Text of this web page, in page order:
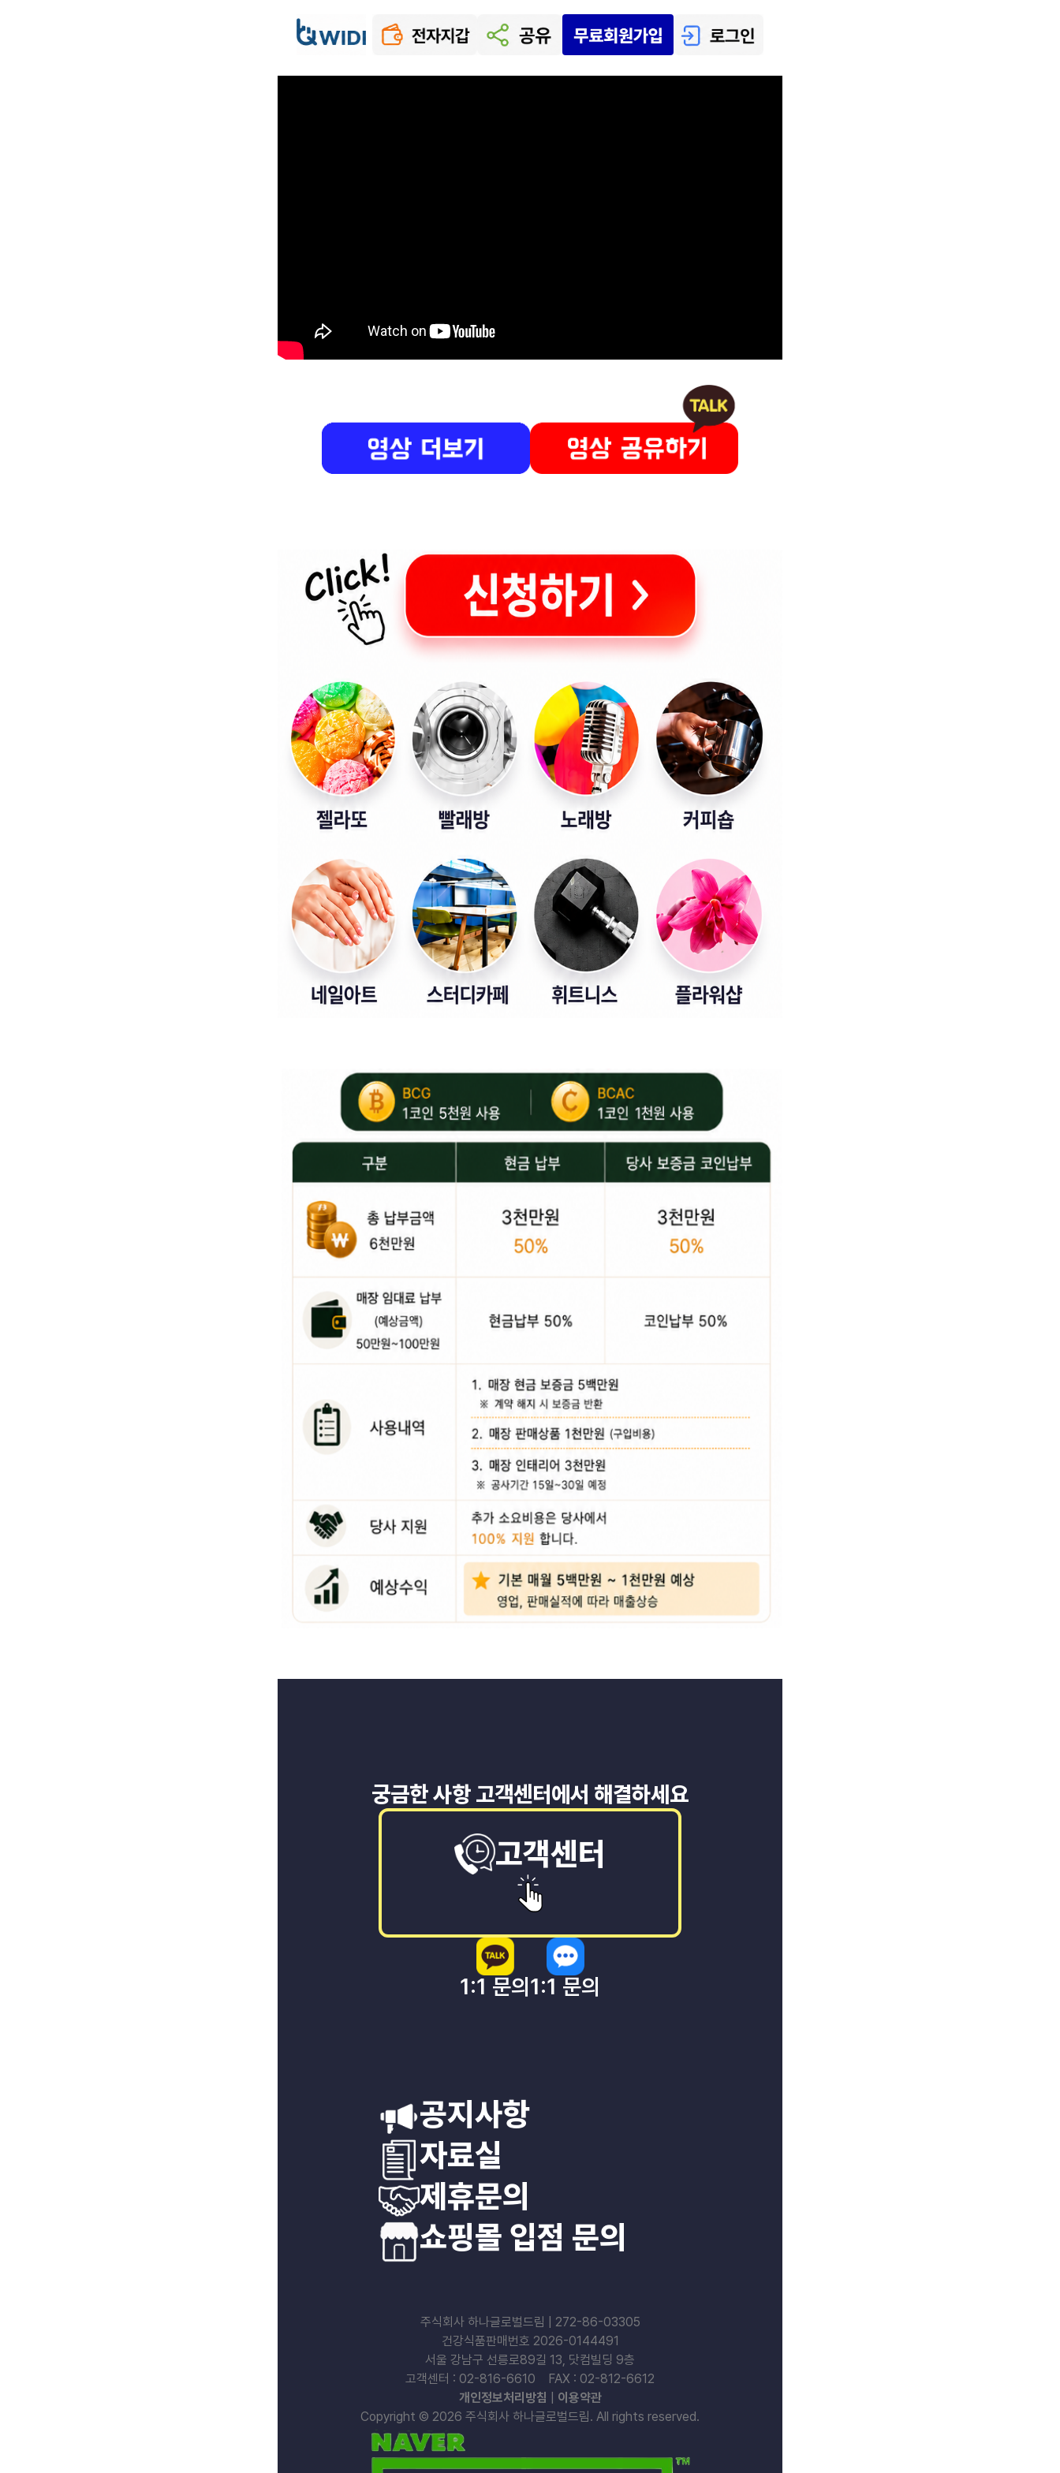
궁금한 사항 고객센터에서 해결하세요
고객센터
1:1 문의1:1 문의
공지사항
자료실
제휴문의
쇼핑몰 입점 문의
주식회사 하나글로벌드림 | 272-86-03305
건강식품판매번호 2026-0144491
서울 강남구 선릉로89길 13, 닷컴빌딩 9층
고객센터 : 02-816-6610 FAX : 02-812-6612
개인정보처리방침
이용약관
Copyright © 2026 주식회사 하나글로벌드림. All rights reserved.